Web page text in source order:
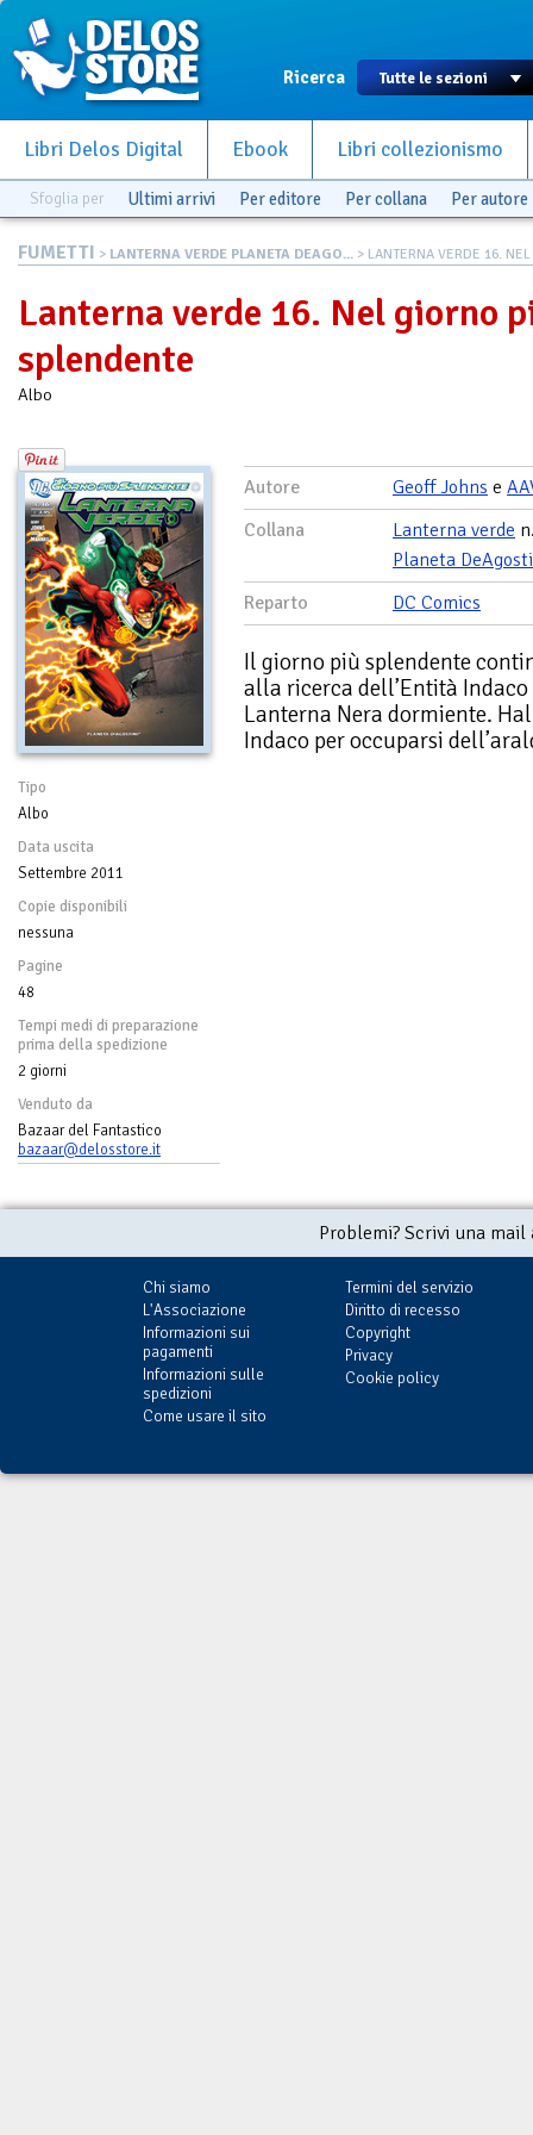
Ricerca
Libri Delos Digital Ebook Libri collezionismo
Sfoglia per Ultimi arrivi Per editore Per collana Per autore
FUMETTI > LANTERNA VERDE PLANETA DEAGO... > LANTERNA VERDE 16.
Lanterna verde 16. Nel giorno
splendente
Albo
Tipo
Albo
Data uscita
Settembre 2011
Copie disponibili
nessuna
Pagine
48
Tempi medi di preparazione
prima della spedizione
2 giorni
Venduto da
Bazaar del Fantastico
bazaar@delosstore.it
Autore Geoff Johns e
Collana
Lanterna verde
Planeta
Reparto
DC Comics
Il giorno più splendente
alla ricerca dell’Entità
Lanterna Nera dormiente.
Indaco per occuparsi
Problemi? Scrivi una
Chi siamo
L'Associazione
Informazioni sui
pagamenti
Informazioni sulle
spedizioni
Come usare il sito
Termini del servizio
Diritto di recesso
Copyright
Privacy
Cookie policy